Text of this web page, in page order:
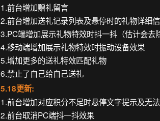
1.前台增加赠礼留言
2.前台增加送礼记录列表及悬停时的礼物详细
3.PC端增加展示礼物特效时抖一抖（估计会去
4.移动端增加展示礼物特效时振动设备效果
5.增加更多的送礼特效匹配礼物
6.禁止了自己给自己送礼
5.18更新:
1.前台增加对应积分不足时悬停文字提示及无
2.前台取消PC端抖一抖效果